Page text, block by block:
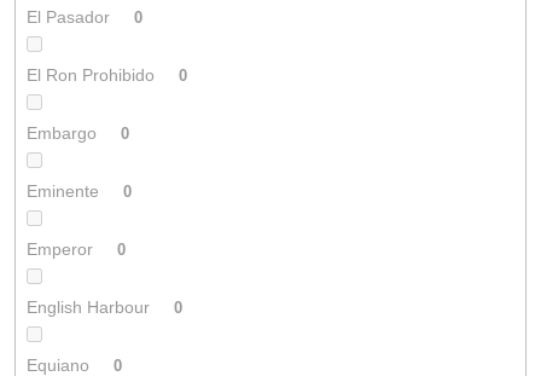
El Pasador 0
El Ron Prohibido 0
Embargo 0
Eminente 0
Emperor 0
English Harbour 0
Equiano 0